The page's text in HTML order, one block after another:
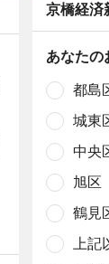
京橋経済
あなたの
都島
城東
中央
旭区
鶴見
上記